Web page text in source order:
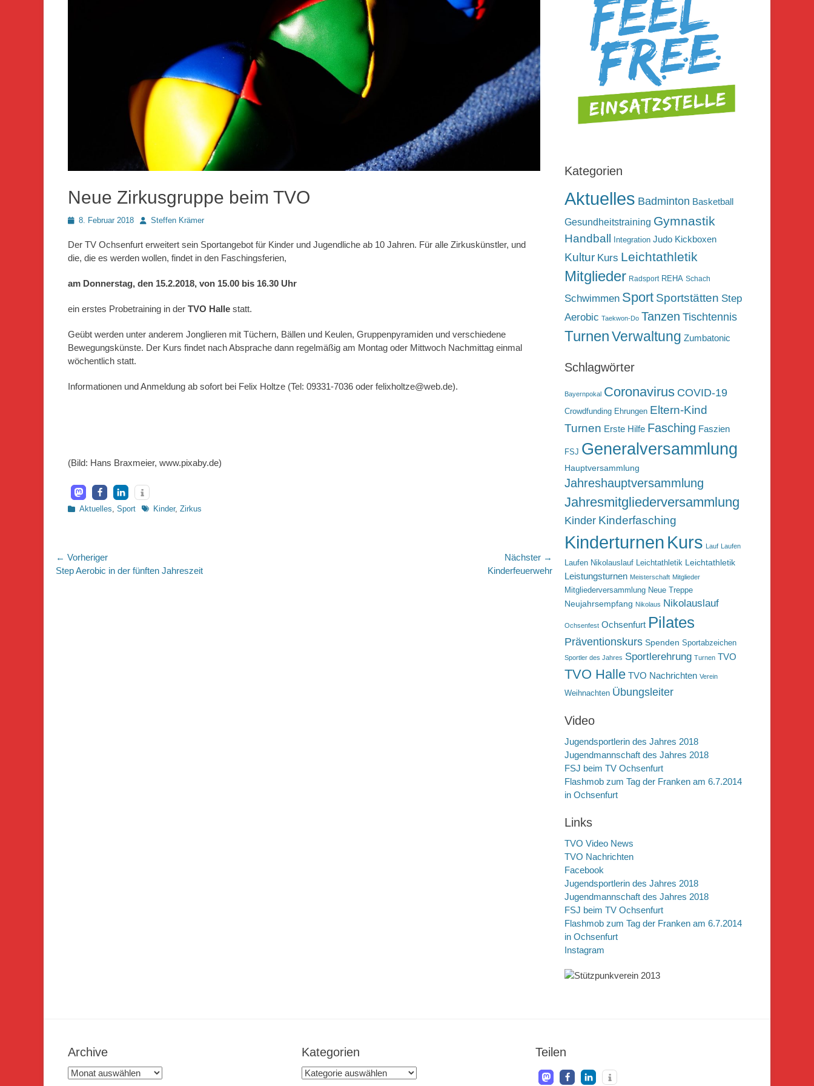
Neue Zirkusgruppe beim TVO
Posted8. Februar 2018 AutorSteffen Krämer
Der TV Ochsenfurt erweitert sein Sportangebot für Kinder und Jugendliche ab 10 Jahren. Für alle Zirkuskünstler, und
die, die es werden wollen, findet in den Faschingsferien,
am Donnerstag, den 15.2.2018, von 15.00 bis 16.30 Uhr
ein erstes Probetraining in der TVO Halle statt.
Geübt werden unter anderem Jonglieren mit Tüchern, Bällen und Keulen, Gruppenpyramiden und verschiedene
Bewegungskünste. Der Kurs findet nach Absprache dann regelmäßig am Montag oder Mittwoch Nachmittag einmal
wöchentlich statt.
Informationen und Anmeldung ab sofort bei Felix Holtze (Tel: 09331-7036 oder felixholtze@web.de).
(Bild: Hans Braxmeier, www.pixaby.de)
Kategorien
Aktuelles, Sport Schlagworte
Kinder, Zirkus
Beitragsnavigation
← Vorheriger
Vorheriger
Step Aerobic in der fünften Jahreszeit
Nächster →
Kinderfeuerwehr
Kategorien
Aktuelles Badminton Basketball
Gesundheitstraining Gymnastik
Handball Integration Judo Kickboxen
Kultur Kurs Leichtathletik
Mitglieder Radsport REHA Schach
Schwimmen Sport Sportstätten Step
Aerobic Taekwon-Do Tanzen Tischtennis
TurnenVerwaltung Zumbatonic
Schlagwörter
Bayernpokal Coronavirus COVID-19
Crowdfunding Ehrungen Eltern-Kind
Turnen Erste Hilfe Fasching Faszien
FSJ Generalversammlung
Hauptversammlung
Jahreshauptversammlung
Jahresmitgliederversammlung
Kinder Kinderfasching
Kinderturnen Kurs Lauf Laufen
Laufen Nikolauslauf Leichtathletik Leichtathletik
Leistungsturnen Meisterschaft Mitglieder
Mitgliederversammlung Neue Treppe
Neujahrsempfang Nikolaus Nikolauslauf
Ochsenfest Ochsenfurt Pilates
Präventionskurs Spenden Sportabzeichen
Sportler des Jahres Sportlerehrung Turnen TVO
TVO Halle TVO Nachrichten Verein
Weihnachten Übungsleiter
Video
Jugendsportlerin des Jahres 2018
Jugendmannschaft des Jahres 2018
FSJ beim TV Ochsenfurt
Flashmob zum Tag der Franken am 6.7.2014
in Ochsenfurt
Links
TVO Video News
TVO Nachrichten
Facebook
Jugendsportlerin des Jahres 2018
Jugendmannschaft des Jahres 2018
FSJ beim TV Ochsenfurt
Flashmob zum Tag der Franken am 6.7.2014
in Ochsenfurt
Instagram
Archive
Archive
Kategorien
Kategorien
Teilen